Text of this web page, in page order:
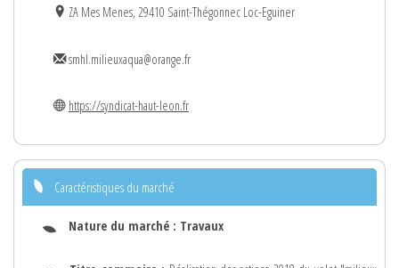
ZA Mes Menes, 29410 Saint-Thégonnec Loc-Eguiner
smhl.milieuxaqua@orange.fr
https://syndicat-haut-leon.fr
Caractéristiques du marché
Nature du marché : Travaux